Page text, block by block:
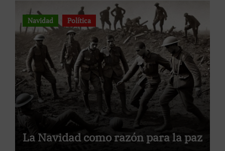
Navidad Política
La Navidad como razón para la paz